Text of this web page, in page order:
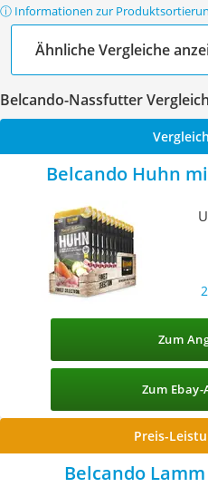
ⓘ Informationen zur
Ähnliche Vergleiche
Belcando-Nassfutter
Belcando Huhn
Zum
Zum
Preis-
Belcando